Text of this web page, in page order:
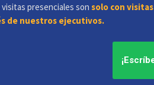
presenciales son solo con
de nuestros ejecutivos.